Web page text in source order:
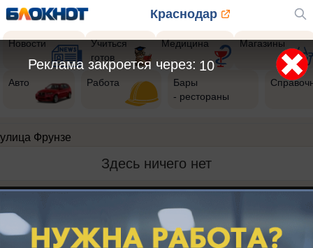
Краснодар
Новости
Учиться
готов
Медицина Магазины
Авто Работа
Бары
- рестораны
улица Фрунзе
Здесь ничего нет
Реклама на сайте
Вакансии
10
Реклама закроется через: